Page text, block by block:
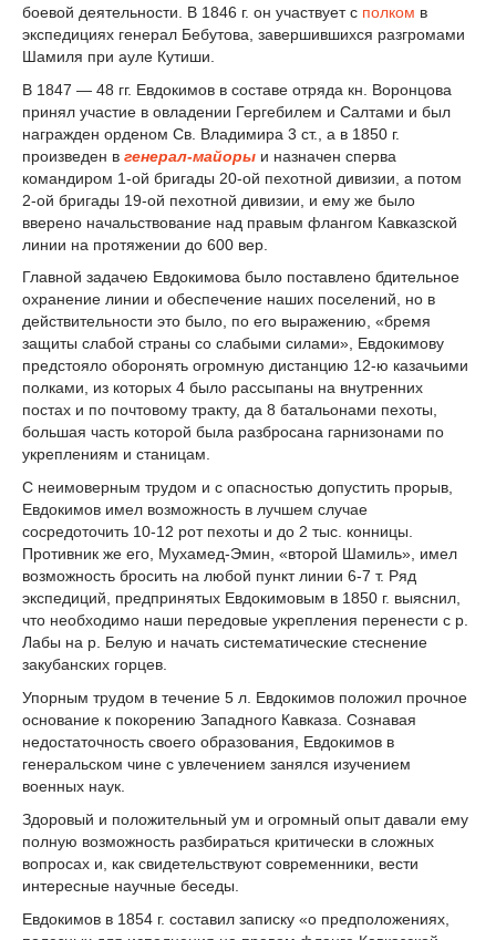
боевой деятельности. В 1846 г. он участвует с полком в
экспедициях генерал Бебутова, завершившихся разгромами
Шамиля при ауле Кутиши.
В 1847 — 48 гг. Евдокимов в составе отряда кн. Воронцова
принял участие в овладении Гергебилем и Салтами и был
награжден орденом Св. Владимира 3 ст., а в 1850 г.
произведен в генерал-майоры и назначен сперва
командиром 1-ой бригады 20-ой пехотной дивизии, а потом
2-ой бригады 19-ой пехотной дивизии, и ему же было
вверено начальствование над правым флангом Кавказской
линии на протяжении до 600 вер.
Главной задачею Евдокимова было поставлено бдительное
охранение линии и обеспечение наших поселений, но в
действительности это было, по его выражению, «бремя
защиты слабой страны со слабыми силами», Евдокимову
предстояло оборонять огромную дистанцию 12-ю казачьими
полками, из которых 4 было рассыпаны на внутренних
постах и по почтовому тракту, да 8 батальонами пехоты,
большая часть которой была разбросана гарнизонами по
укреплениям и станицам.
С неимоверным трудом и с опасностью допустить прорыв,
Евдокимов имел возможность в лучшем случае
сосредоточить 10-12 рот пехоты и до 2 тыс. конницы.
Противник же его, Мухамед-Эмин, «второй Шамиль», имел
возможность бросить на любой пункт линии 6-7 т. Ряд
экспедиций, предпринятых Евдокимовым в 1850 г. выяснил,
что необходимо наши передовые укрепления перенести с р.
Лабы на р. Белую и начать систематические стеснение
закубанских горцев.
Упорным трудом в течение 5 л. Евдокимов положил прочное
основание к покорению Западного Кавказа. Сознавая
недостаточность своего образования, Евдокимов в
генеральском чине с увлечением занялся изучением
военных наук.
Здоровый и положительный ум и огромный опыт давали ему
полную возможность разбираться критически в сложных
вопросах и, как свидетельствуют современники, вести
интересные научные беседы.
Евдокимов в 1854 г. составил записку «о предположениях,